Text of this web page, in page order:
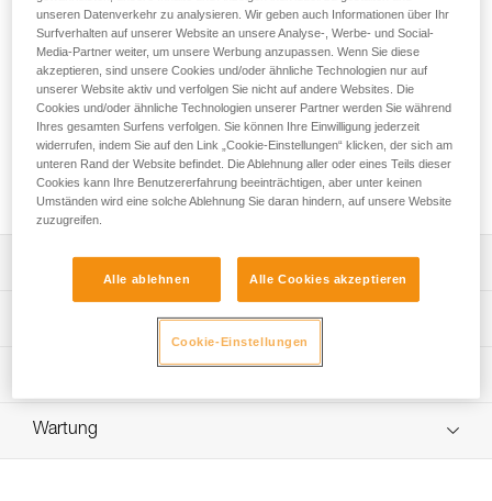
Der FREINO Z ist ein Karabiner mit automatischer
Verriegelung und Bremshaken, der für die
Speläoabseilgeräte STOP (D009AA00) und SIMPLE
(D004AA00) konzipiert ist. Er ermöglicht es, die
Bremsreibung bei der Abseilfahrt zu erhöhen oder zu
steuern. Er erleichtert das Blockieren des Geräts. Der
FREINO Z lässt sich umdrehen, um das Abseilgerät beim
Umhängen von der Materialschlaufe in den halbrunden
Karabiner vor Herabfallen zu schützen.
Leistungsverzeichnis
schnell und einfach mit einer Hand in den Bremshaken
einlegen und herausnehmen.
Technische Spezifikationen
Material: Aluminium
Zertifizierung(en): CE EN 12275 type B, UIAA, NFPA 2500
Das PDF herunterladen technical-notice-FREINO-Z-1
Wartung
unseren Datenverkehr zu analysieren. Wir geben auch Informationen über Ihr
Surfverhalten auf unserer Website an unsere Analyse-, Werbe- und Social-
Media-Partner weiter, um unsere Werbung anzupassen. Wenn Sie diese
akzeptieren, sind unsere Cookies und/oder ähnliche Technologien nur auf
unserer Website aktiv und verfolgen Sie nicht auf andere Websites. Die
Cookies und/oder ähnliche Technologien unserer Partner werden Sie während
Ihres gesamten Surfens verfolgen. Sie können Ihre Einwilligung jederzeit
widerrufen, indem Sie auf den Link „Cookie-Einstellungen“ klicken, der sich am
unteren Rand der Website befindet. Die Ablehnung aller oder eines Teils dieser
Cookies kann Ihre Benutzererfahrung beeinträchtigen, aber unter keinen
Umständen wird eine solche Ablehnung Sie daran hindern, auf unsere Website
zuzugreifen.
Alle ablehnen Alle Cookies akzeptieren
Cookie-Einstellungen